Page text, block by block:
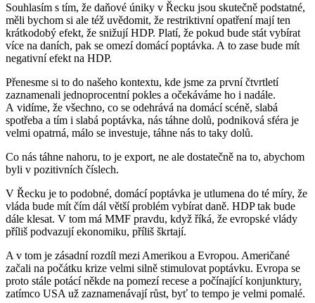
Souhlasím s tím, že daňové úniky v Řecku jsou skutečně podstatné,
měli bychom si ale též uvědomit, že restriktivní opatření mají ten
krátkodobý efekt, že snižují HDP. Platí, že pokud bude stát vybírat
více na daních, pak se omezí domácí poptávka. A to zase bude mít
negativní efekt na HDP.
Přenesme si to do našeho kontextu, kde jsme za první čtvrtletí
zaznamenali jednoprocentní pokles a očekáváme ho i nadále.
A vidíme, že všechno, co se odehrává na domácí scéně, slabá
spotřeba a tím i slabá poptávka, nás táhne dolů, podniková sféra je
velmi opatrná, málo se investuje, táhne nás to taky dolů.
Co nás táhne nahoru, to je export, ne ale dostatečně na to, abychom
byli v pozitivních číslech.
V Řecku je to podobné, domácí poptávka je utlumena do té míry, že
vláda bude mít čím dál větší problém vybírat daně. HDP tak bude
dále klesat. V tom má MMF pravdu, když říká, že evropské vlády
příliš podvazují ekonomiku, příliš škrtají.
A v tom je zásadní rozdíl mezi Amerikou a Evropou. Američané
začali na počátku krize velmi silně stimulovat poptávku. Evropa se
proto stále potácí někde na pomezí recese a počínající konjunktury,
zatímco USA už zaznamenávají růst, byť to tempo je velmi pomalé.